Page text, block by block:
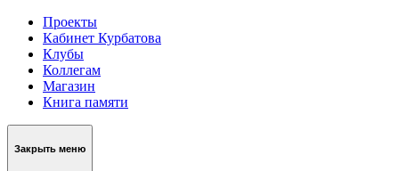
Проекты
Кабинет Курбатова
Клубы
Коллегам
Магазин
Книга памяти
Закрыть меню